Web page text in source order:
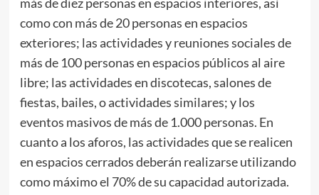
como con más de 20 personas en espacios
exteriores; las actividades y reuniones sociales de
más de 100 personas en espacios públicos al aire
libre; las actividades en discotecas, salones de
fiestas, bailes, o actividades similares; y los
eventos masivos de más de 1.000 personas. En
cuanto a los aforos, las actividades que se realicen
en espacios cerrados deberán realizarse utilizando
como máximo el 70% de su capacidad autorizada.